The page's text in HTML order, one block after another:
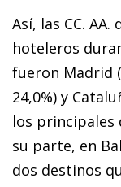
Así, las CC.
hoteleros
fueron Madrid
24,0%) y
los principales
su parte, en
dos destinos